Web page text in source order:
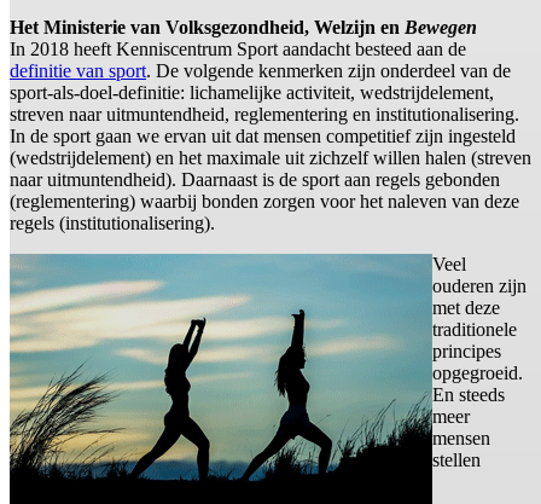
Het Ministerie van Volksgezondheid, Welzijn en Bewegen
In 2018 heeft Kenniscentrum Sport aandacht besteed aan de
definitie van sport. De volgende kenmerken zijn onderdeel van de
sport-als-doel-definitie: lichamelijke activiteit, wedstrijdelement,
streven naar uitmuntendheid, reglementering en institutionalisering.
In de sport gaan we ervan uit dat mensen competitief zijn ingesteld
(wedstrijdelement) en het maximale uit zichzelf willen halen (streven
naar uitmuntendheid). Daarnaast is de sport aan regels gebonden
(reglementering) waarbij bonden zorgen voor het naleven van deze
regels (institutionalisering).
Veel
ouderen zijn
met deze
traditionele
principes
opgegroeid.
En steeds
meer
mensen
stellen